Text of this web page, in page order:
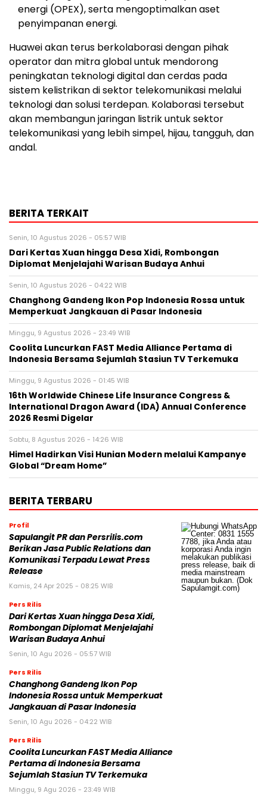
energi (OPEX), serta mengoptimalkan aset
penyimpanan energi.
Huawei akan terus berkolaborasi dengan pihak
operator dan mitra global untuk mendorong
peningkatan teknologi digital dan cerdas pada
sistem kelistrikan di sektor telekomunikasi melalui
teknologi dan solusi terdepan. Kolaborasi tersebut
akan membangun jaringan listrik untuk sektor
telekomunikasi yang lebih simpel, hijau, tangguh, dan
andal.
BERITA TERKAIT
Senin, 10 Agustus 2026 - 05:57 WIB
Dari Kertas Xuan hingga Desa Xidi, Rombongan
Diplomat Menjelajahi Warisan Budaya Anhui
Senin, 10 Agustus 2026 - 04:22 WIB
Changhong Gandeng Ikon Pop Indonesia Rossa untuk
Memperkuat Jangkauan di Pasar Indonesia
Minggu, 9 Agustus 2026 - 23:49 WIB
Coolita Luncurkan FAST Media Alliance Pertama di
Indonesia Bersama Sejumlah Stasiun TV Terkemuka
Minggu, 9 Agustus 2026 - 01:45 WIB
16th Worldwide Chinese Life Insurance Congress &
International Dragon Award (IDA) Annual Conference
2026 Resmi Digelar
Sabtu, 8 Agustus 2026 - 14:26 WIB
Himel Hadirkan Visi Hunian Modern melalui Kampanye
Global “Dream Home”
BERITA TERBARU
Profil
Sapulangit PR dan Persrilis.com
Berikan Jasa Public Relations dan
Komunikasi Terpadu Lewat Press
Release
Kamis, 24 Apr 2025 - 08:25 WIB
Pers Rilis
Dari Kertas Xuan hingga Desa Xidi,
Rombongan Diplomat Menjelajahi
Warisan Budaya Anhui
Senin, 10 Agu 2026 - 05:57 WIB
Pers Rilis
Changhong Gandeng Ikon Pop
Indonesia Rossa untuk Memperkuat
Jangkauan di Pasar Indonesia
Senin, 10 Agu 2026 - 04:22 WIB
Pers Rilis
Coolita Luncurkan FAST Media Alliance
Pertama di Indonesia Bersama
Sejumlah Stasiun TV Terkemuka
Minggu, 9 Agu 2026 - 23:49 WIB